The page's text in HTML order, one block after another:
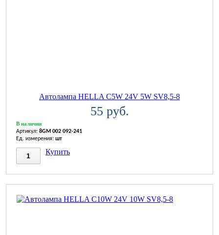
Автолампа HELLA C5W 24V 5W SV8,5-8
55 руб.
В наличии
Артикул: 8GM 002 092-241
Ед. измерения: шт
Купить